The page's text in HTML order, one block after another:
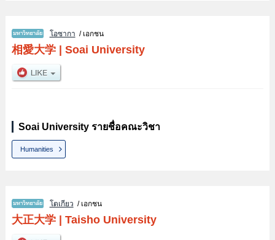
โอซากา / เอกชน
相愛大学| Soai University
Soai University รายชื่อคณะวิชา
Humanities
โตเกียว / เอกชน
大正大学| Taisho University